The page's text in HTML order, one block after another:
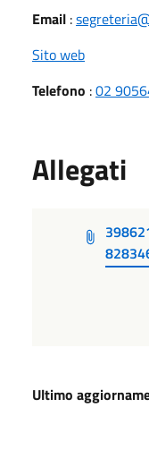
Email :
Sito web
Telefono :02
Allegati
Ultimo